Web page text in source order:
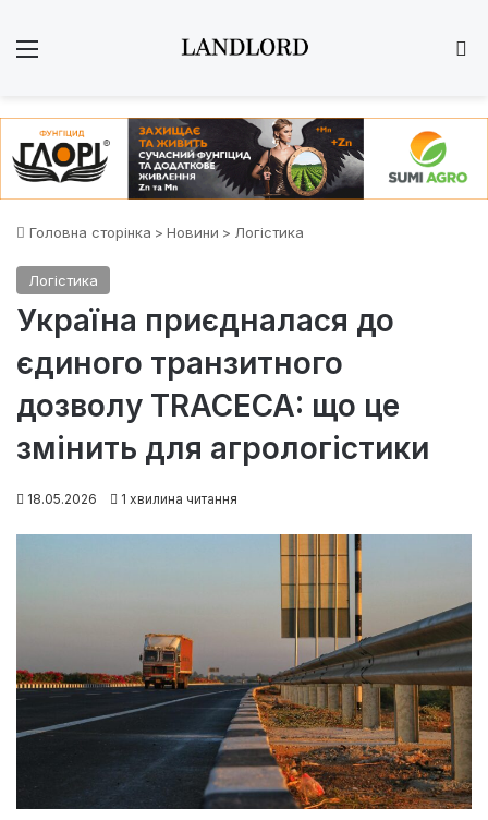
Головна сторінка > Новини > Логістика
Логістика
Україна приєдналася до
єдиного транзитного
дозволу TRACECA: що це
змінить для агрологістики
18.05.2026 1 хвилина читання